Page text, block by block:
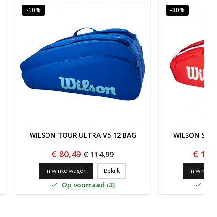
BACKPACK 25L LIGHT BLAUW '26
-30%
WILSON TOUR ULTRA V5 12 BAG
€ 80,49 € 114,99
In winkelwagen BekijkWILSON TOUR ULTRA V5 12 BAG
 Op voorraad (3)
-30%
WILSON
€
In
